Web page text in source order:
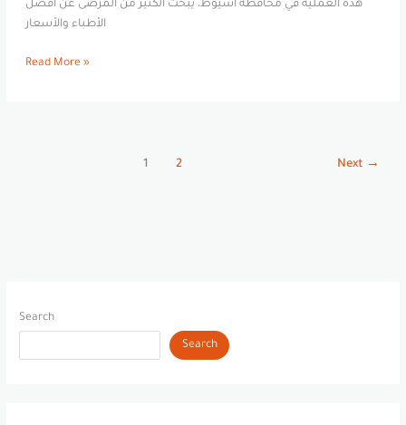
Search
Search
هذه العملية في محافظة أسيوط، يبحث الكثير من المرضى عن أفضل
الأطباء والأسعار
Read More »
1 2 Next →